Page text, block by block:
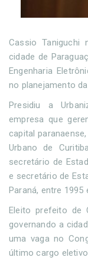
Cassio
cidade de
Engenharia
no planejamento
Presidiu a
empresa que
capital
Urbano de
secretário de
e secretário de
Paraná, entre 1995
Eleito prefeito de
governando a
uma vaga no
último cargo